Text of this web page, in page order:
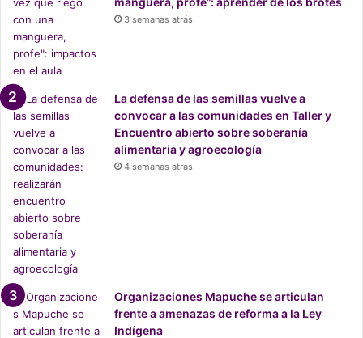
Sacrificio.
Lanzamiento de “No lo dejemos
pasar”
Este proyecto contó con el apoyo del
Rápida para la Protección de los Derechos Digitales en
América Latina
Derechos Digitales y desde este lunes estará disponible
para descargarse de forma gratuita en lapágina de la
Defensoría.
3 semanas atrás
La defensa de las semillas vuelve a
convocar a las comunidades en Taller y
Encuentro abierto sobre soberanía
alimentaria y agroecología
4 semanas atrás
Organizaciones Mapuche se articulan
frente a amenazas de reforma a la Ley
Indígena